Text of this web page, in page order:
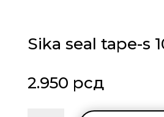
Sika seal tape-s
2.950 рсд